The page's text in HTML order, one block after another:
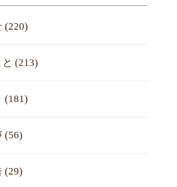
(220)
(213)
(181)
(56)
(29)